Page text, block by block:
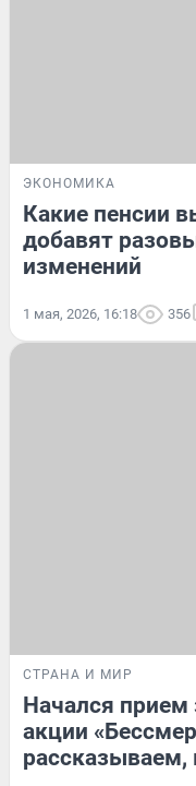
ЭКОНОМИКА
Какие пенсии
добавят
изменений
1 мая, 2026, 16:18 356
СТРАНА И МИР
Начался прием
акции
рассказываем,